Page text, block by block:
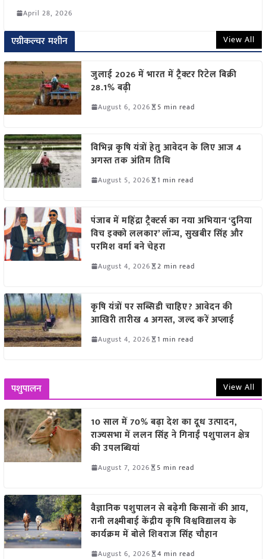
April 28, 2026
एग्रीकल्चर मशीन View All
जुलाई 2026 में भारत में ट्रैक्टर रिटेल बिक्री
28.1% बढ़ी
August 6, 2026 5 min read
विभिन्न कृषि यंत्रों हेतु आवेदन के लिए आज 4
अगस्त तक अंतिम तिथि
August 5, 2026 1 min read
पंजाब में महिंद्रा ट्रैक्टर्स का नया अभियान ‘दुनिया
विच इक्को ललकार’ लॉन्च, सुखबीर सिंह और
परमिश वर्मा बने चेहरा
August 4, 2026 2 min read
कृषि यंत्रों पर सब्सिडी चाहिए? आवेदन की
आखिरी तारीख 4 अगस्त, जल्द करें अप्लाई
August 4, 2026 1 min read
पशुपालन View All
10 साल में 70% बढ़ा देश का दूध उत्पादन,
राज्यसभा में ललन सिंह ने गिनाईं पशुपालन क्षेत्र
की उपलब्धियां
August 7, 2026 5 min read
वैज्ञानिक पशुपालन से बढ़ेगी किसानों की आय,
रानी लक्ष्मीबाई केंद्रीय कृषि विश्वविद्यालय के
कार्यक्रम में बोले शिवराज सिंह चौहान
August 6, 2026 4 min read